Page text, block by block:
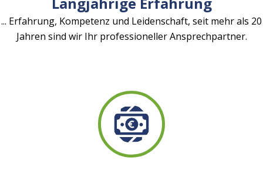
... Erfahrung, Kompetenz und Leidenschaft, seit mehr als 20
Jahren sind wir Ihr professioneller Ansprechpartner.